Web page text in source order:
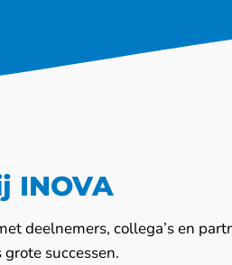
INOVA
deelnemers, collega’s en
successen.